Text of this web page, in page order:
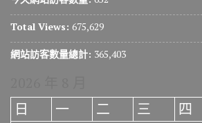
Total Views: 675,629
網站訪客數量總計: 365,403
日
一 二 三 四